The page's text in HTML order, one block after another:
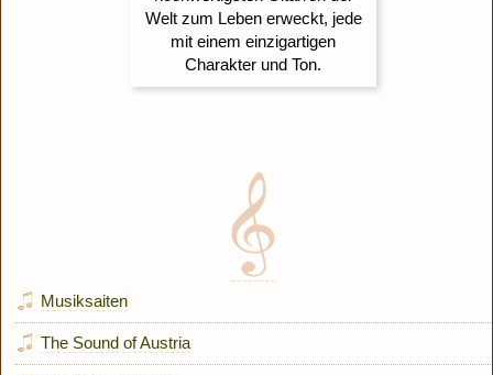
Musiksaiten
The Sound of Austria